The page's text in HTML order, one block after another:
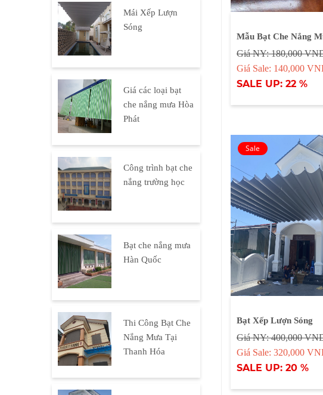
Mái Xếp Lượn
Sóng
Giá các loại bạt
che nắng mưa Hòa
Phát
Công trình bạt che
nắng trường học
Bạt che nắng mưa
Hàn Quốc
Thi Công Bạt Che
Nắng Mưa Tại
Thanh Hóa
Mẫu Bạt Che Nắng
Giá NY: 180,000
Giá Sale: 140,000
SALE UP: 22 %
Bạt Xếp Lượn Sóng
Giá NY: 400,000
Giá Sale: 320,000
SALE UP: 20 %